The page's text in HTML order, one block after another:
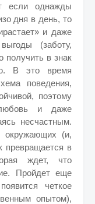
если однажды
дня в день, то
и даже
(заботу,
получить в знак
В это время
поведения,
поэтому
любовь и даже
несчастным.
окружающих (и,
превращается в
ждет, что
Пройдет еще
четкое
опытом),